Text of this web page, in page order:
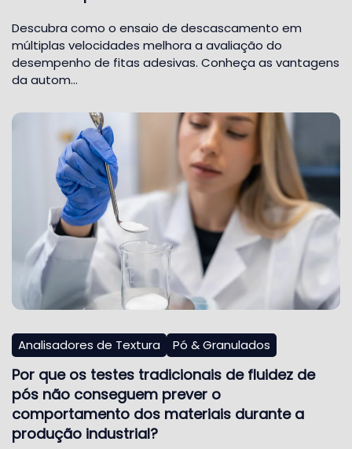
Descubra como o ensaio de descascamento em
múltiplas velocidades melhora a avaliação do
desempenho de fitas adesivas. Conheça as vantagens
da autom…
Analisadores de Textura Pó & Granulados
Por que os testes tradicionais de fluidez de
pós não conseguem prever o
comportamento dos materiais durante a
produção industrial?